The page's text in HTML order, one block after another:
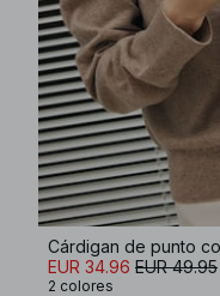
Cárdigan de punto
EUR 34.96 EUR 49.95
2 colores